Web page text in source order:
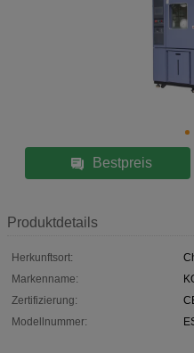
Bestpreis
Produktdetails
Herkunftsort:
Markenname:
Zertifizierung:
Modellnummer: